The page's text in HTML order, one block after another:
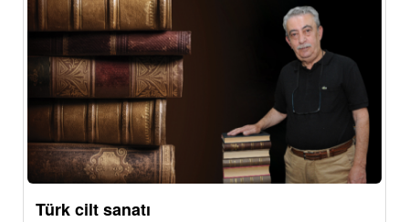
Türk cilt sanatı